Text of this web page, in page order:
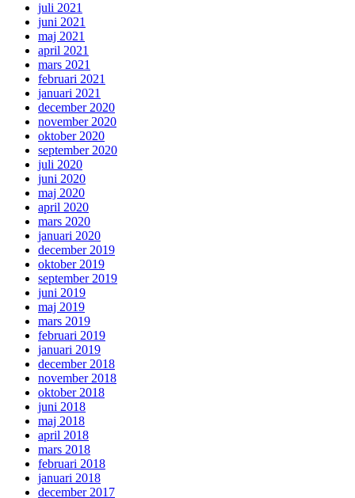
juli 2021
juni 2021
maj 2021
april 2021
mars 2021
februari 2021
januari 2021
december 2020
november 2020
oktober 2020
september 2020
juli 2020
juni 2020
maj 2020
april 2020
mars 2020
januari 2020
december 2019
oktober 2019
september 2019
juni 2019
maj 2019
mars 2019
februari 2019
januari 2019
december 2018
november 2018
oktober 2018
juni 2018
maj 2018
april 2018
mars 2018
februari 2018
januari 2018
december 2017